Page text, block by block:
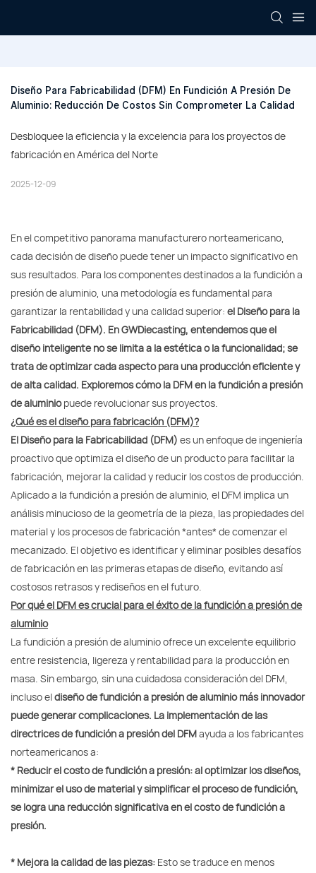
Diseño Para Fabricabilidad (DFM) En Fundición A Presión De
Aluminio: Reducción De Costos Sin Comprometer La Calidad
Desbloquee la eficiencia y la excelencia para los proyectos de
fabricación en América del Norte
2025-12-09
En el competitivo panorama manufacturero norteamericano,
cada decisión de diseño puede tener un impacto significativo en
sus resultados. Para los componentes destinados a la fundición a
presión de aluminio, una metodología es fundamental para
garantizar la rentabilidad y una calidad superior: el Diseño para la
Fabricabilidad (DFM). En GWDiecasting, entendemos que el
diseño inteligente no se limita a la estética o la funcionalidad; se
trata de optimizar cada aspecto para una producción eficiente y
de alta calidad. Exploremos cómo la DFM en la fundición a presión
de aluminiopuede revolucionar sus proyectos.
¿Qué es el diseño para fabricación (DFM)?
El Diseño para la Fabricabilidad (DFM) es un enfoque de ingeniería
proactivo que optimiza el diseño de un producto para facilitar la
fabricación, mejorar la calidad y reducir los costos de producción.
Aplicado a la fundición a presión de aluminio, el DFM implica un
análisis minucioso de la geometría de la pieza, las propiedades del
material y los procesos de fabricación *antes* de comenzar el
mecanizado. El objetivo es identificar y eliminar posibles desafíos
de fabricación en las primeras etapas de diseño, evitando así
costosos retrasos y rediseños en el futuro.
Por qué el DFM es crucial para el éxito de la fundición a presión de
aluminio
La fundición a presión de aluminio ofrece un excelente equilibrio
entre resistencia, ligereza y rentabilidad para la producción en
masa. Sin embargo, sin una cuidadosa consideración del DFM,
incluso eldiseño de fundición a presión de aluminio más innovador
puede generar complicaciones. La implementación de las
directrices de fundición a presión del DFMayuda a los fabricantes
norteamericanos a:
* Reducir el costo de fundición a presión: al optimizar los diseños,
minimizar el uso de material y simplificar el proceso de fundición,
se logra una reducción significativa en el costo de fundición a
presión.
* Mejora la calidad de las piezas: Esto se traduce en menos